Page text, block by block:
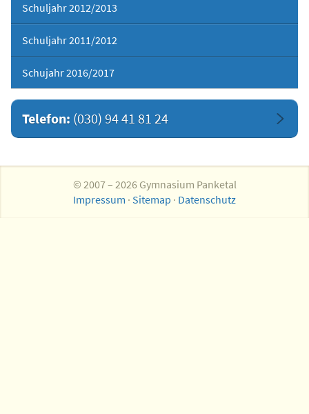
Schuljahr 2012/2013
Schuljahr 2011/2012
Schujahr 2016/2017
Telefon: (030) 94 41 81 24
© 2007 – 2026 Gymnasium Panketal
Impressum · Sitemap · Datenschutz